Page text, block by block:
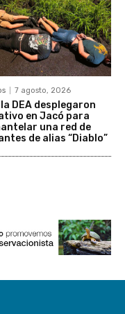
7 agosto, 2026
la DEA desplegaron
en Jacó para
una red de
de alias “Diablo”